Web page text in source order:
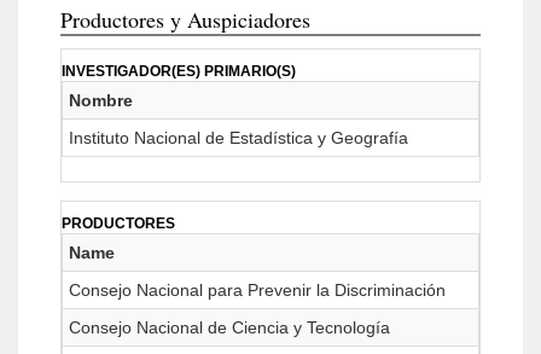
Productores y Auspiciadores
INVESTIGADOR(ES) PRIMARIO(S)
Nombre
Instituto Nacional de Estadística y Geografía
PRODUCTORES
Name
Consejo Nacional para Prevenir la Discriminación
Consejo Nacional de Ciencia y Tecnología